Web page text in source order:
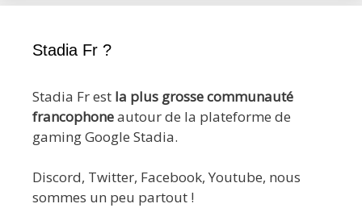
Stadia Fr ?
Stadia Fr est la plus grosse communauté
francophoneautour de la plateforme de
gaming Google Stadia.
Discord, Twitter, Facebook, Youtube, nous
sommes un peu partout !